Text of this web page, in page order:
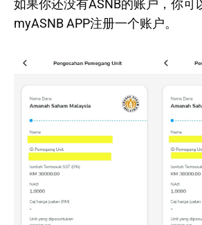
如果你还没有ASNB的账户，你可
myASNB APP注册一个账户。